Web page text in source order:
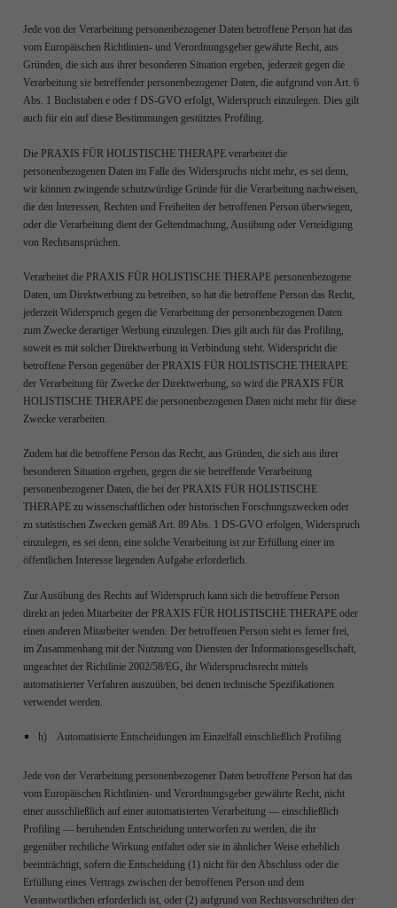
Jede von der Verarbeitung personenbezogener Daten betroffene Person hat das
vom Europäischen Richtlinien- und Verordnungsgeber gewährte Recht, aus
Gründen, die sich aus ihrer besonderen Situation ergeben, jederzeit gegen die
Verarbeitung sie betreffender personenbezogener Daten, die aufgrund von Art. 6
Abs. 1 Buchstaben e oder f DS-GVO erfolgt, Widerspruch einzulegen. Dies gilt
auch für ein auf diese Bestimmungen gestütztes Profiling.
Die PRAXIS FÜR HOLISTISCHE THERAPE verarbeitet die
personenbezogenen Daten im Falle des Widerspruchs nicht mehr, es sei denn,
wir können zwingende schutzwürdige Gründe für die Verarbeitung nachweisen,
die den Interessen, Rechten und Freiheiten der betroffenen Person überwiegen,
oder die Verarbeitung dient der Geltendmachung, Ausübung oder Verteidigung
von Rechtsansprüchen.
Verarbeitet die PRAXIS FÜR HOLISTISCHE THERAPE personenbezogene
Daten, um Direktwerbung zu betreiben, so hat die betroffene Person das Recht,
jederzeit Widerspruch gegen die Verarbeitung der personenbezogenen Daten
zum Zwecke derartiger Werbung einzulegen. Dies gilt auch für das Profiling,
soweit es mit solcher Direktwerbung in Verbindung steht. Widerspricht die
betroffene Person gegenüber der PRAXIS FÜR HOLISTISCHE THERAPE
der Verarbeitung für Zwecke der Direktwerbung, so wird die PRAXIS FÜR
HOLISTISCHE THERAPE die personenbezogenen Daten nicht mehr für diese
Zwecke verarbeiten.
Zudem hat die betroffene Person das Recht, aus Gründen, die sich aus ihrer
besonderen Situation ergeben, gegen die sie betreffende Verarbeitung
personenbezogener Daten, die bei der PRAXIS FÜR HOLISTISCHE
THERAPE zu wissenschaftlichen oder historischen Forschungszwecken oder
zu statistischen Zwecken gemäß Art. 89 Abs. 1 DS-GVO erfolgen, Widerspruch
einzulegen, es sei denn, eine solche Verarbeitung ist zur Erfüllung einer im
öffentlichen Interesse liegenden Aufgabe erforderlich.
Zur Ausübung des Rechts auf Widerspruch kann sich die betroffene Person
direkt an jeden Mitarbeiter der PRAXIS FÜR HOLISTISCHE THERAPE oder
einen anderen Mitarbeiter wenden. Der betroffenen Person steht es ferner frei,
im Zusammenhang mit der Nutzung von Diensten der Informationsgesellschaft,
ungeachtet der Richtlinie 2002/58/EG, ihr Widerspruchsrecht mittels
automatisierter Verfahren auszuüben, bei denen technische Spezifikationen
verwendet werden.
h) Automatisierte Entscheidungen im Einzelfall einschließlich Profiling
Jede von der Verarbeitung personenbezogener Daten betroffene Person hat das
vom Europäischen Richtlinien- und Verordnungsgeber gewährte Recht, nicht
einer ausschließlich auf einer automatisierten Verarbeitung — einschließlich
Profiling — beruhenden Entscheidung unterworfen zu werden, die ihr
gegenüber rechtliche Wirkung entfaltet oder sie in ähnlicher Weise erheblich
beeinträchtigt, sofern die Entscheidung (1) nicht für den Abschluss oder die
Erfüllung eines Vertrags zwischen der betroffenen Person und dem
Verantwortlichen erforderlich ist, oder (2) aufgrund von Rechtsvorschriften der